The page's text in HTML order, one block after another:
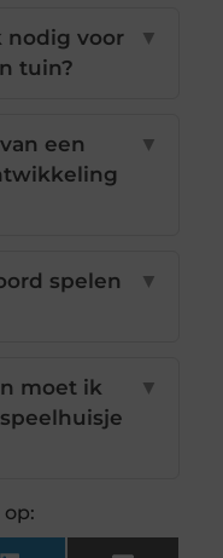
nodig voor
tuin?
▼
een
▼
spelen
▼
moet ik
▼